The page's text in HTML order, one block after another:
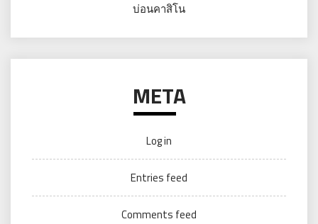
บ่อนคาสิโน
META
Log in
Entries feed
Comments feed